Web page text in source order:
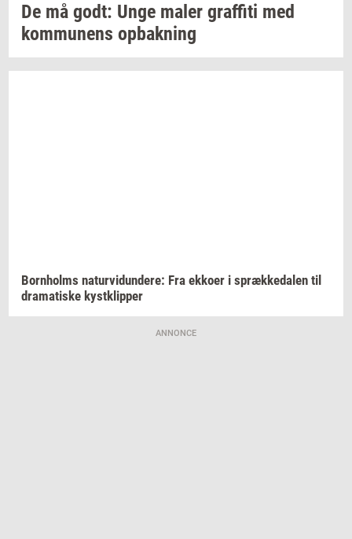
De må godt: Unge maler graf­fi­ti med
kom­mu­nens op­bak­ning
Born­holms na­tur­vi­dun­de­re: Fra ek­ko­er i spræk­ke­da­len til
dra­ma­ti­ske kyst­klip­per
ANNONCE